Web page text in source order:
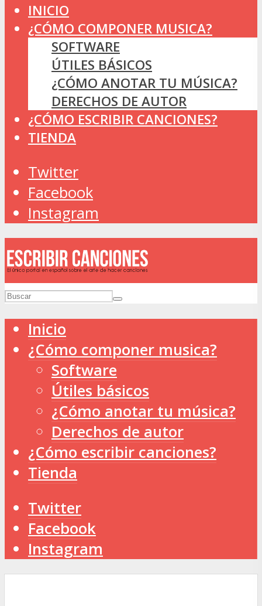
INICIO
¿CÓMO COMPONER MUSICA?
SOFTWARE
ÚTILES BÁSICOS
¿CÓMO ANOTAR TU MÚSICA?
DERECHOS DE AUTOR
¿CÓMO ESCRIBIR CANCIONES?
TIENDA
Twitter
Facebook
Instagram
Inicio
¿Cómo componer musica?
Software
Útiles básicos
¿Cómo anotar tu música?
Derechos de autor
¿Cómo escribir canciones?
Tienda
Twitter
Facebook
Instagram